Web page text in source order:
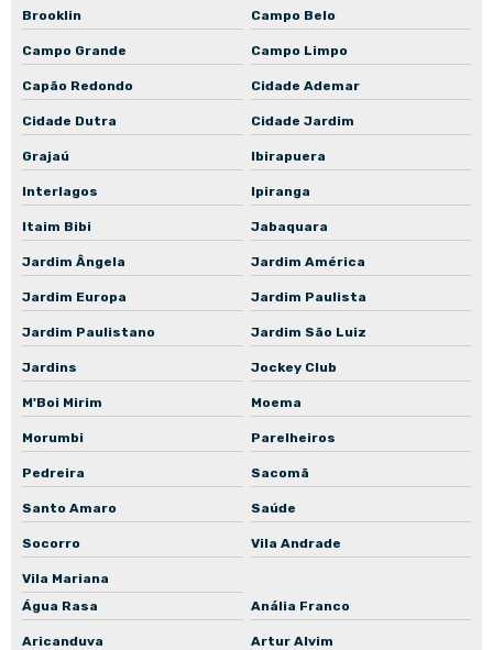
Manutenção preventiva de motor elétrico
Manutenção preventiva de motor elétrico industrial
Manutenção preventiva de bomba mancalizada
Manutenção preventiva de bomba normalizada
Empresa de manutenção de bomba centrífuga
Empresa de manutenção de bomba submersa
Empresa de manutenção de bomba de incêndio
Oficina de rebobinamento de motores elétricos
Manutenção de bombas d'água
Manutenção de bombas hidráulicas em São Paulo
Manutenção de bombas industriais
Manutenção de conjuntos motobomba
Manutenção de motoredutores em São Paulo
Manutenção de motores de indução
Brooklin Campo Belo
Campo Grande Campo Limpo
Capão Redondo Cidade Ademar
Cidade Dutra Cidade Jardim
Grajaú Ibirapuera
Interlagos Ipiranga
Itaim Bibi Jabaquara
Jardim Ângela Jardim América
Jardim Europa Jardim Paulista
Jardim Paulistano Jardim São Luiz
Jardins Jockey Club
M'Boi Mirim Moema
Morumbi Parelheiros
Pedreira Sacomã
Santo Amaro Saúde
Socorro Vila Andrade
Vila Mariana
Água Rasa
Anália Franco
Aricanduva Artur Alvim